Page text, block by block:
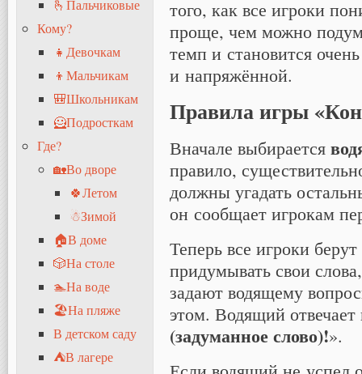
того, как все игроки
проще, чем можно
темп и становится
и напряжённой.
Правила игры
Вначале выбирается
правило,
должны угадать
он сообщает игрокам
Теперь все игроки
придумывать свои
задают водящему
этом. Водящий
(задуманное слово)!».
🫰Пальчиковые
Кому?
👧Девочкам
👦Мальчикам
🎒Школьникам
🦸Подросткам
Где?
🏡Во дворе
🍀Летом
☃Зимой
🏠В доме
🎲На столе
🏊На воде
🏖На пляже
В детском саду
⛺В лагере